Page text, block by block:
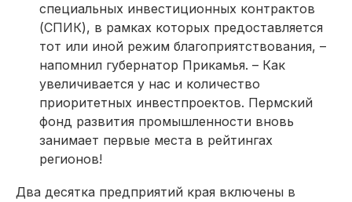
специальных инвестиционных контрактов
(СПИК), в рамках которых предоставляется
тот или иной режим благоприятствования, –
напомнил губернатор Прикамья. – Как
увеличивается у нас и количество
приоритетных инвестпроектов. Пермский
фонд развития промышленности вновь
занимает первые места в рейтингах
регионов!
Два десятка предприятий края включены в